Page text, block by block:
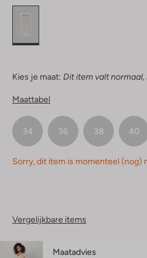
Kies je maat: Dit item valt
Maattabel
34 36 38 40
Sorry, dit item is momenteel (nog)
Vergelijkbare items
Maatadvies